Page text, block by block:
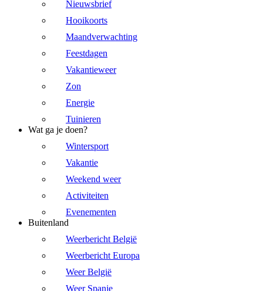
Nieuwsbrief
Hooikoorts
Maandverwachting
Feestdagen
Vakantieweer
Zon
Energie
Tuinieren
Wat ga je doen?
Wintersport
Vakantie
Weekend weer
Activiteiten
Evenementen
Buitenland
Weerbericht België
Weerbericht Europa
Weer België
Weer Spanje